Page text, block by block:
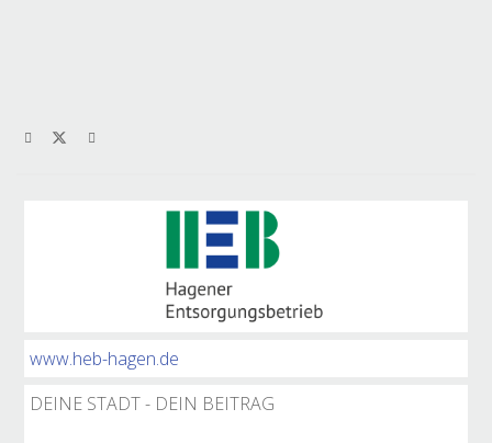
www.heb-hagen.de
DEINE STADT - DEIN BEITRAG